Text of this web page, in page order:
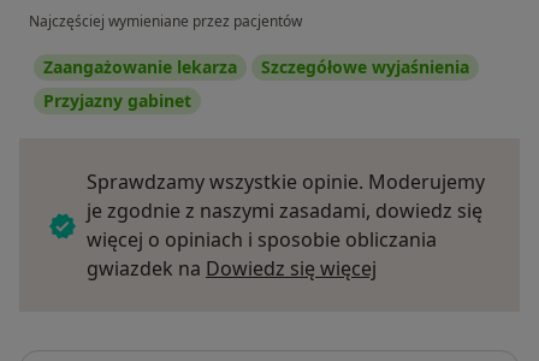
Najczęściej wymieniane przez pacjentów
Zaangażowanie lekarza
Szczegółowe wyjaśnienia
Przyjazny gabinet
Sprawdzamy wszystkie opinie. Moderujemy
je zgodnie z naszymi zasadami, dowiedz się
więcej o opiniach i sposobie obliczania
gwiazdek na Dowiedz się więcej